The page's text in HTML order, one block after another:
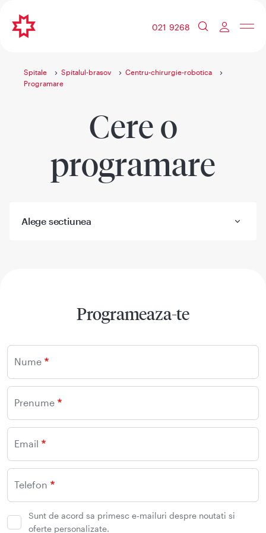
021 9268
Spitale Spitalul-brasov
Centru-chirurgie-robotica
Programare
Cere o
programare
Alege sectiunea
Programeaza-te
Nume
Prenume
Email
Telefon
Sunt de acord sa primesc e-mailuri despre noutati si
oferte personalizate.